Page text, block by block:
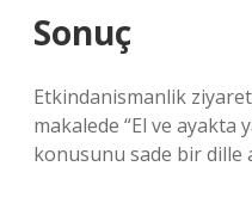
Sonuç
Etkindanismanlik
makalede “El ve
konusunu sade bir dille